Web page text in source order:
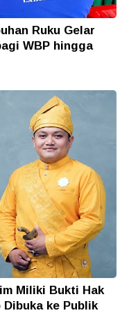
Ruku Gelar
WBP hingga
Miliki Bukti Hak
Dibuka ke Publik